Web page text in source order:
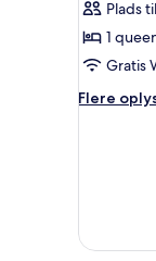
billeder
af
-
Plads
1
Gratis
Flere
Flere